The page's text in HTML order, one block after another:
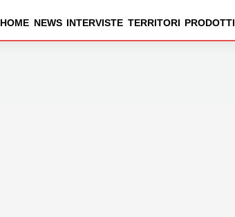
HOME NEWS INTERVISTE TERRITORI PRODOTTI